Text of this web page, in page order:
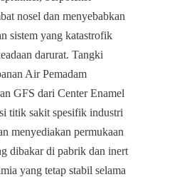
nosel dan menyebabkan
sistem yang katastrofik
darurat. Tangki
Air Pemadam
GFS dari Center Enamel
titik sakit spesifik industri
menyediakan permukaan
dibakar di pabrik dan inert
yang tetap stabil selama